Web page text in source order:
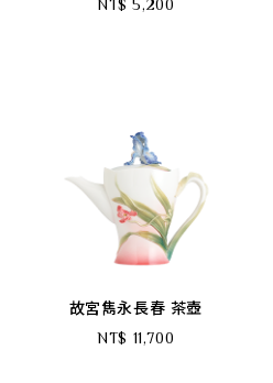
NT$ 5,200
故宮雋永長春 茶壺
NT$ 11,700